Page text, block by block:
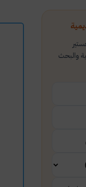
والبحث